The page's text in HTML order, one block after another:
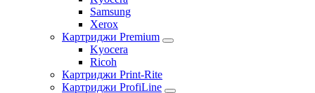
Samsung
Xerox
Картриджи Premium
Kyocera
Ricoh
Картриджи Print-Rite
Картриджи ProfiLine